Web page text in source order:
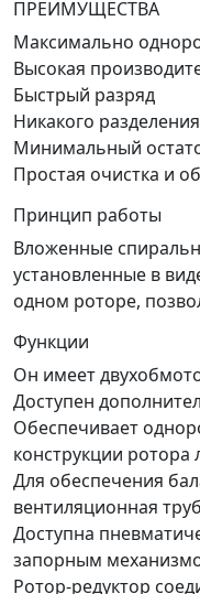
ПРЕИМУЩЕСТВА
Максимально
Высокая
Быстрый разряд
Никакого
Минимальный
Простая очистка и
Принцип работы
Вложенные
установленные в
одном роторе,
Функции
Он имеет
Доступен
Обеспечивает
конструкции ротора
Для обеспечения
вентиляционная
Доступна
запорным
Ротор-редуктор